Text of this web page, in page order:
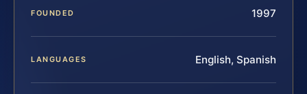
FOUNDED 1997
LANGUAGES English, Spanish